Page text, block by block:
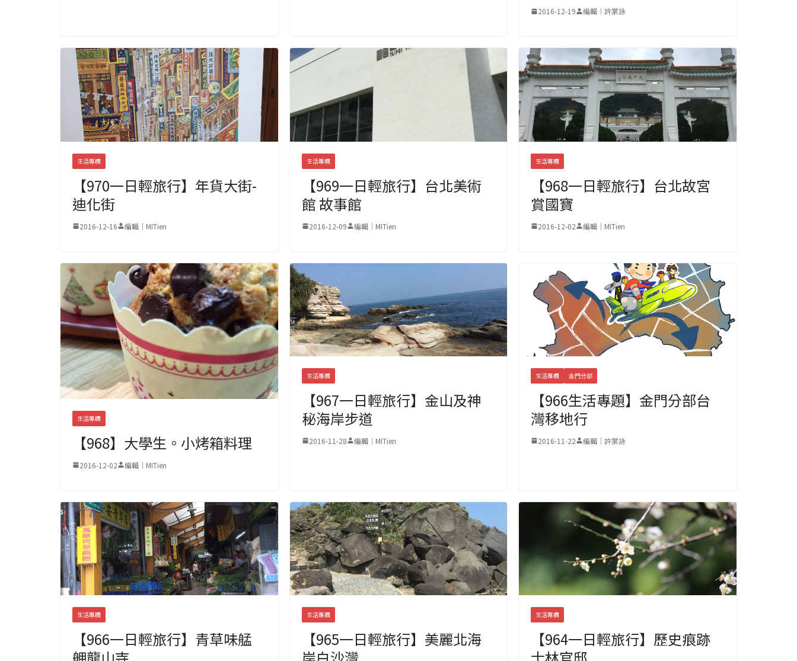
2016-12-19 編輯｜許棠詠
生活專欄
【970一日輕旅行】年貨大街-
迪化街
2016-12-16 編輯｜MITien
生活專欄
【969一日輕旅行】台北美術
館 故事館
2016-12-09 編輯｜MITien
生活專欄
【968一日輕旅行】台北故宮
賞國寶
2016-12-02 編輯｜MITien
生活專欄
【968】大學生。小烤箱料理
2016-12-02 編輯｜MITien
生活專欄
【967一日輕旅行】金山及神
秘海岸步道
2016-11-28 編輯｜MITien
生活專欄 金門分部
【966生活專題】金門分部台
灣移地行
2016-11-22 編輯｜許棠詠
生活專欄
【966一日輕旅行】青草味艋
生活專欄
【965一日輕旅行】美麗北海
生活專欄
【964一日輕旅行】歷史痕跡